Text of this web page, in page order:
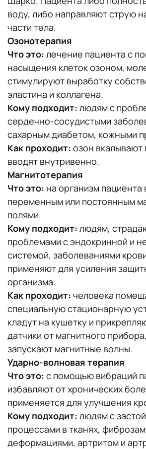
воду, либо направляют струю
части тела.
Озонотерапия
Что это: лечение пациента с
насыщения клеток озоном,
стимулируют выработку
эластина и коллагена.
Кому подходит: людям с
сердечно-сосудистыми
сахарным диабетом, кожными
Как проходит: озон вкалывают
вводят внутривенно.
Магнитотерапия
Что это: на организм пациента
переменным или постоянным
полями.
Кому подходит: людям,
проблемами с эндокринной и
системой, заболеваниями
применяют для усиления
организма.
Как проходит: человека
специальную стационарную
кладут на кушетку и
датчики от магнитного
запускают магнитные волны.
Ударно-волновая терапия
Что это: с помощью вибраций
избавляют от хронических
применяется для улучшения
Кому подходит: людям с
процессами в тканях,
деформациями, артритом и